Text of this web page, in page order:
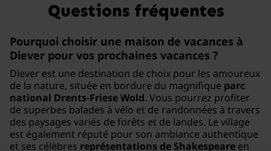
Questions fréquentes
Pourquoi choisir une maison de vacances à
Diever pour vos prochaines vacances ?
Diever est une destination de choix pour les amoureux
de la nature, située en bordure du magnifique parc
national Drents-Friese Wold. Vous pourrez profiter
de superbes balades à vélo et de randonnées à travers
des paysages variés de forêts et de landes. Le village
est également réputé pour son ambiance authentique
et ses célèbres représentations de Shakespeare en